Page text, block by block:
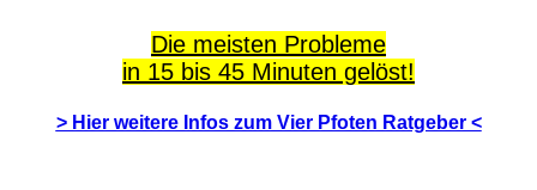
Die meisten Probleme
in 15 bis 45 Minuten gelöst!
> Hier weitere Infos zum Vier Pfoten Ratgeber <